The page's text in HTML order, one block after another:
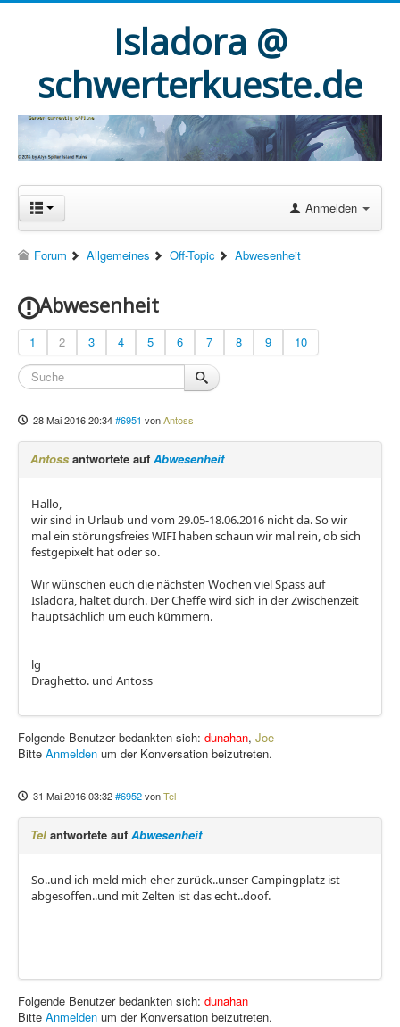
Isladora @
schwerterkueste.de
Anmelden
Forum Allgemeines Off-Topic Abwesenheit
Abwesenheit
1 2 3 4 5 6 7 8 9 10
28 Mai 2016 20:34#6951 vonAntoss
Antoss antwortete auf Abwesenheit
Hallo,
wir sind in Urlaub und vom 29.05-18.06.2016 nicht da. So wir
mal ein störungsfreies WIFI haben schaun wir mal rein, ob sich
festgepixelt hat oder so.
Wir wünschen euch die nächsten Wochen viel Spass auf
Isladora, haltet durch. Der Cheffe wird sich in der Zwischenzeit
hauptsächlich um euch kümmern.
lg
Draghetto. und Antoss
Folgende Benutzer bedankten sich: dunahan, Joe
Bitte Anmelden um der Konversation beizutreten.
31 Mai 2016 03:32#6952vonTel
Tel antwortete auf Abwesenheit
So..und ich meld mich eher zurück..unser Campingplatz ist
abgesoffen..und mit Zelten ist das echt..doof.
Folgende Benutzer bedankten sich: dunahan
Bitte Anmelden um der Konversation beizutreten.